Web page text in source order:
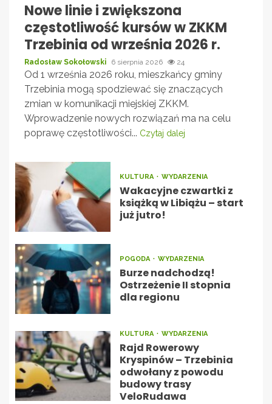
Nowe linie i zwiększona
częstotliwość kursów w ZKKM
Trzebinia od września 2026 r.
Radosław Sokołowski 6 sierpnia 2026 24
Od 1 września 2026 roku, mieszkańcy gminy
Trzebinia mogą spodziewać się znaczących
zmian w komunikacji miejskiej ZKKM.
Wprowadzenie nowych rozwiązań ma na celu
poprawę częstotliwości... Czytaj dalej
KULTURA WYDARZENIA
Wakacyjne czwartki z
książką w Libiążu – start
już jutro!
POGODA WYDARZENIA
Burze nadchodzą!
Ostrzeżenie II stopnia
dla regionu
KULTURA WYDARZENIA
Rajd Rowerowy
Kryspinów – Trzebinia
odwołany z powodu
budowy trasy
VeloRudawa